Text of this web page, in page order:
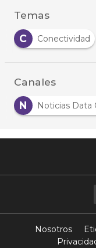
Temas
C
Conectividad
Canales
N
Noticias Data
Nosotros